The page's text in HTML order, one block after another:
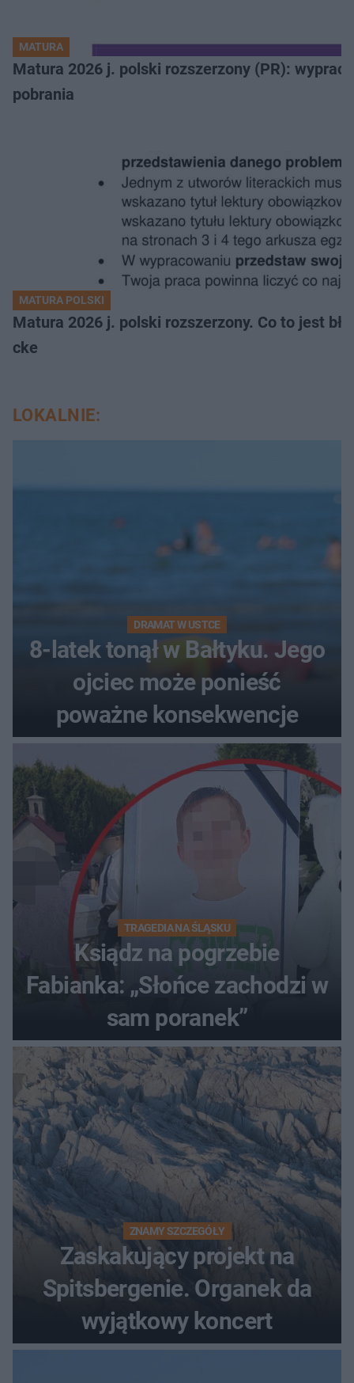
MATURA
Matura 2026 j. polski rozszerzony (PR):
pobrania
MATURA POLSKI
Matura 2026 j. polski rozszerzony. Co to jest
cke
LOKALNIE:
DRAMAT W USTCE
8-latek tonął w Bałtyku. Jego
ojciec może ponieść
poważne konsekwencje
TRAGEDIA NA ŚLĄSKU
Ksiądz na pogrzebie
Fabianka: „Słońce zachodzi w
sam poranek”
ZNAMY SZCZEGÓŁY
Zaskakujący projekt na
Spitsbergenie. Organek da
wyjątkowy koncert